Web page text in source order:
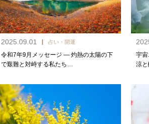
2025.09.01 占い・開運
令和7年9月メッセージ — 灼熱の太陽の下
で艱難と対峙する私たち…
宇
涼